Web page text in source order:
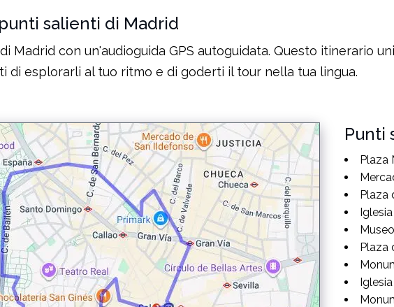
salienti di Madrid
Madrid con un'audioguida GPS autoguidata. Questo itinerario
di esplorarli al tuo ritmo e di goderti il tour nella tua lingua.
Punti
Plaza
Plaza
Plaza